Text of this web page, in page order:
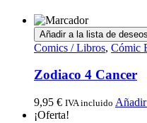
Añadir a la lista de deseos
Comics / Libros, Cómic
Zodiaco 4 Cancer
9,95 € IVA incluido
¡Oferta!